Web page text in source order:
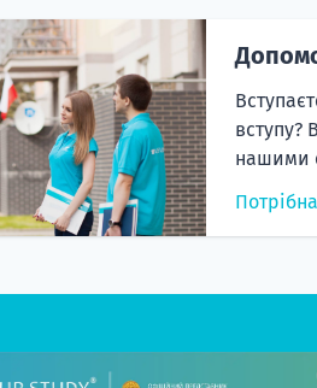
вступу?
нашими